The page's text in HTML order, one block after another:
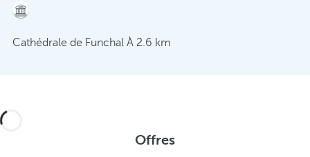
Cathédrale de Funchal À 2.6 km
Offres